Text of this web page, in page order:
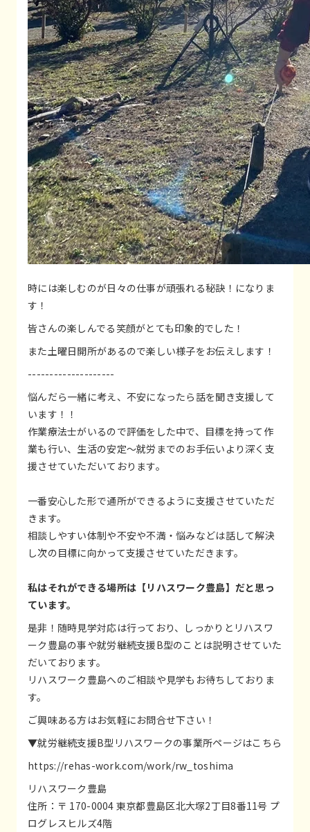
時には楽しむのが日々の仕事が頑張れる秘訣！になりま
す！
皆さんの楽しんでる笑顔がとても印象的でした！
また土曜日開所があるので楽しい様子をお伝えします！
--------------------
悩んだら一緒に考え、不安になったら話を聞き支援して
います！！
作業療法士がいるので評価をした中で、目標を持って作
業も行い、生活の安定～就労までのお手伝いより深く支
援させていただいております。
一番安心した形で通所ができるように支援させていただ
きます。
相談しやすい体制や不安や不満・悩みなどは話して解決
し次の目標に向かって支援させていただきます。
私はそれができる場所は【リハスワーク豊島】だと思っ
ています。
是非！随時見学対応は行っており、しっかりとリハスワ
ーク豊島の事や就労継続支援B型のことは説明させていた
だいております。
リハスワーク豊島へのご相談や見学もお待ちしておりま
す。
ご興味ある方はお気軽にお問合せ下さい！
▼就労継続支援B型リハスワークの事業所ページはこちら
https://rehas-work.com/work/rw_toshima
リハスワーク豊島
住所：〒 170-0004 東京都豊島区北大塚2丁目8番11号 プ
ログレスヒルズ4階